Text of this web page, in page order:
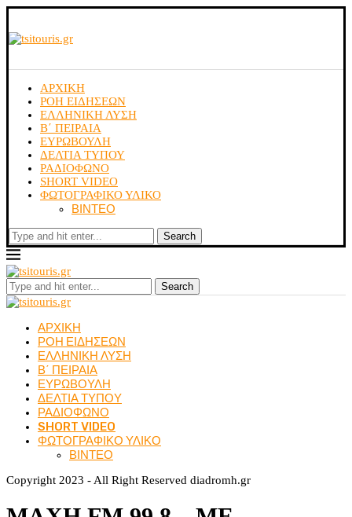
ΑΡΧΙΚΗ
ΡΟΗ ΕΙΔΗΣΕΩΝ
ΕΛΛΗΝΙΚΗ ΛΥΣΗ
Β΄ ΠΕΙΡΑΙΑ
ΕΥΡΩΒΟΥΛΗ
ΔΕΛΤΙΑ ΤΥΠΟΥ
ΡΑΔΙΟΦΩΝΟ
SHORT VIDEO
ΦΩΤΟΓΡΑΦΙΚΟ ΥΛΙΚΟ
ΒΙΝΤΕΟ
Search
Search
ΑΡΧΙΚΗ
ΡΟΗ ΕΙΔΗΣΕΩΝ
ΕΛΛΗΝΙΚΗ ΛΥΣΗ
Β΄ ΠΕΙΡΑΙΑ
ΕΥΡΩΒΟΥΛΗ
ΔΕΛΤΙΑ ΤΥΠΟΥ
ΡΑΔΙΟΦΩΝΟ
SHORT VIDEO
ΦΩΤΟΓΡΑΦΙΚΟ ΥΛΙΚΟ
ΒΙΝΤΕΟ
Copyright 2023 - All Right Reserved diadromh.gr